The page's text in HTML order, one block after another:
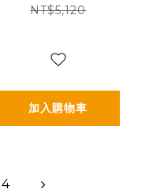
力｜【食技研】德
肽-增強行動力(專利
入
NT$5,120
加入購物車
4